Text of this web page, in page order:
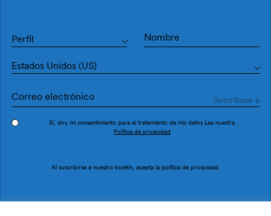
Ref. IT4404-2
Perfil
Estados Unidos (US)
Sí, doy mi consentimiento para el tratamiento de mis datos Lea nuestra
Política de privacidad
Al suscribirse a nuestro boletín, acepta la política de privacidad